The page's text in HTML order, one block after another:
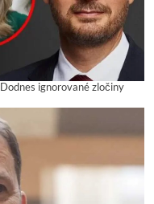
ignorované zločiny